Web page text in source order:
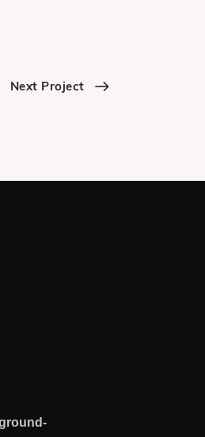
Next Project